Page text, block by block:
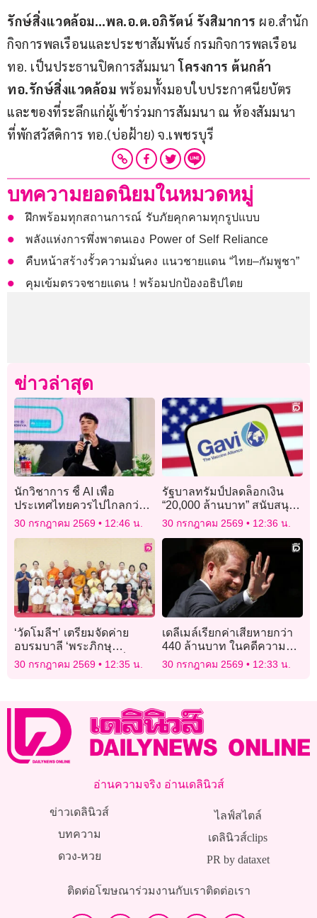
รักษ์สิ่งแวดล้อม…พล.อ.ต.อภิรัตน์ รังสิมาการ ผอ.สำนัก
กิจการพลเรือนและประชาสัมพันธ์ กรมกิจการพลเรือน
ทอ. เป็นประธานปิดการสัมมนา โครงการ ต้นกล้า
ทอ.รักษ์สิ่งแวดล้อม พร้อมทั้งมอบใบประกาศนียบัตร
และของที่ระลึกแก่ผู้เข้าร่วมการสัมมนา ณ ห้องสัมมนา
ที่พักสวัสดิการ ทอ.(บ่อฝ้าย) จ.เพชรบุรี
บทความยอดนิยมในหมวดหมู่
ฝึกพร้อมทุกสถานการณ์ รับภัยคุกคามทุกรูปแบบ
พลังแห่งการพึ่งพาตนเอง Power of Self Reliance
คืบหน้าสร้างรั้วความมั่นคง แนวชายแดน “ไทย–กัมพูชา”
คุมเข้มตรวจชายแดน ! พร้อมปกป้องอธิปไตย
ข่าวล่าสุด
นักวิชาการ ชี้ AI เพื่อ
ประเทศไทยควรไปไกลกว่า
แค่ Thai AI Passport แนะดู
ต่างประเทศเป็นตัวอย่าง
เสนอ 3 นโยบาย ยกระดับขีด
ความสามารถ
30 กรกฎาคม 2569 12:46 น.
รัฐบาลทรัมป์ปลดล็อกเงิน
“20,000 ล้านบาท” สนับสนุน
โครงการวัคซีนระดับโลก
30 กรกฎาคม 2569 12:36 น.
‘วัดโมลีฯ’ เตรียมจัดค่าย
อบรมบาลี ‘พระภิกษุ
สามเณร’ เข้ม 2 เดือนที่
อินเดีย-เนปาล ก่อนลงสนาม
30 กรกฎาคม 2569 12:35 น.
เดลีเมล์เรียกค่าเสียหายกว่า
440 ล้านบาท ในคดีความที่
เจ้าชายแฮร์รีพ่ายแพ้
30 กรกฎาคม 2569 12:33 น.
อ่านความจริง อ่านเดลินิวส์
ข่าวเดลินิวส์
บทความ
ดวง-หวย
ไลฟ์สไตล์
เดลินิวส์clips
PR by dataxet
ติดต่อโฆษณาร่วมงานกับเราติดต่อเรา